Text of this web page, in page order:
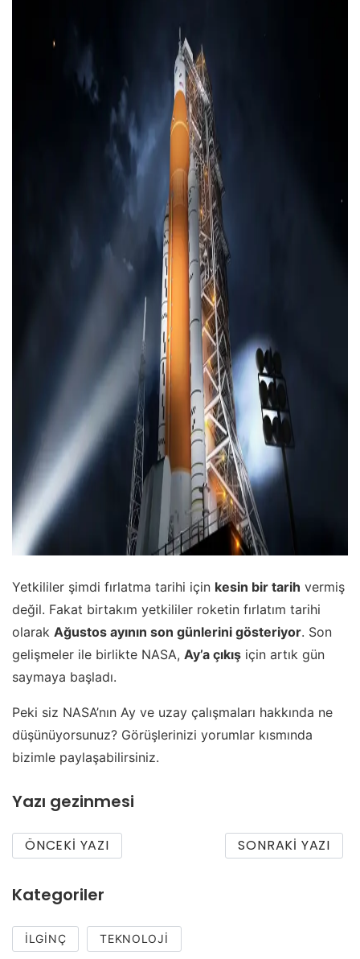
Yetkililer şimdi fırlatma tarihi için kesin bir tarih vermiş
değil. Fakat birtakım yetkililer roketin fırlatım tarihi
olarak Ağustos ayının son günlerini gösteriyor. Son
gelişmeler ile birlikte NASA, Ay’a çıkış için artık gün
saymaya başladı.
Peki siz NASA’nın Ay ve uzay çalışmaları hakkında ne
düşünüyorsunuz? Görüşlerinizi yorumlar kısmında
bizimle paylaşabilirsiniz.
Yazı gezinmesi
ÖNCEKI YAZI SONRAKI YAZI
Kategoriler
İLGINÇ TEKNOLOJI